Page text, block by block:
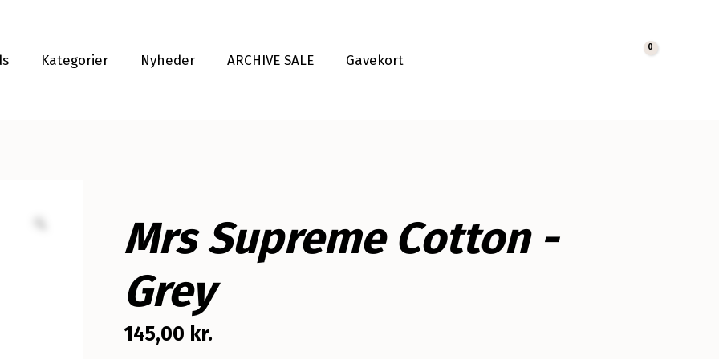
Kategorier Nyheder ARCHIVE SALE Gavekort
0
Mrs Supreme Cotton -
Grey
145,00 kr.